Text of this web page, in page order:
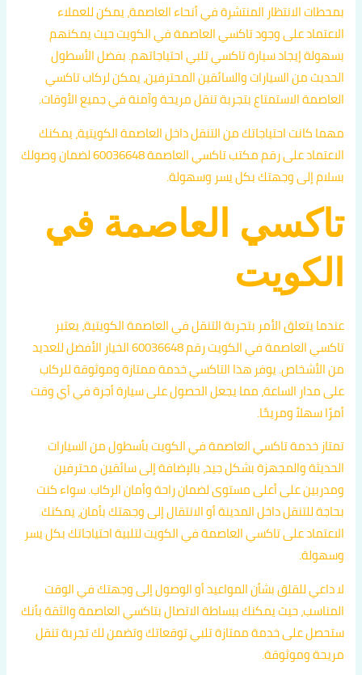
بمحطات الانتظار المنتشرة في أنحاء العاصمة، يمكن للعملاء
الاعتماد على وجود تاكسي العاصمة في الكويت حيث يمكنهم
بسهولة إيجاد سيارة تاكسي تلبي احتياجاتهم. بفضل الأسطول
الحديث من السيارات والسائقين المحترفين، يمكن لركاب تاكسي
العاصمة الاستمتاع بتجربة تنقل مريحة وآمنة في جميع الأوقات.
مهما كانت احتياجاتك من التنقل داخل العاصمة الكويتية، يمكنك
الاعتماد على رقم مكتب تاكسي العاصمة 60036648 لضمان وصولك
بسلام إلى وجهتك بكل يسر وسهولة.
تاكسي العاصمة في
الكويت
عندما يتعلق الأمر بتجربة التنقل في العاصمة الكويتية، يعتبر
تاكسي العاصمة في الكويت رقم 60036648 الخيار الأفضل للعديد
من الأشخاص. يوفر هذا التاكسي خدمة ممتازة وموثوقة للركاب
على مدار الساعة، مما يجعل الحصول على سيارة أجرة في أي وقت
أمرًا سهلاً ومريحًا.
تمتاز خدمة تاكسي العاصمة في الكويت بأسطول من السيارات
الحديثة والمجهزة بشكل جيد، بالإضافة إلى سائقين محترفين
ومدربين على أعلى مستوى لضمان راحة وأمان الركاب. سواء كنت
بحاجة للتنقل داخل المدينة أو الانتقال إلى وجهتك بأمان، يمكنك
الاعتماد على تاكسي العاصمة في الكويت لتلبية احتياجاتك بكل يسر
وسهولة.
لا داعي للقلق بشأن المواعيد أو الوصول إلى وجهتك في الوقت
المناسب، حيث يمكنك ببساطة الاتصال بتاكسي العاصمة والثقة بأنك
ستحصل على خدمة ممتازة تلبي توقعاتك وتضمن لك تجربة تنقل
مريحة وموثوقة.